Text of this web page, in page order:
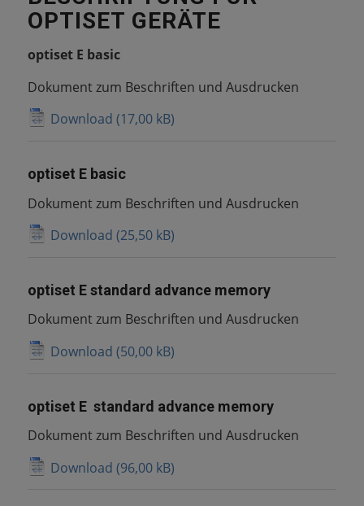
OPTISET GERÄTE
optiset E basic
Dokument zum Beschriften und Ausdrucken
Download
optiset E basic
Dokument zum Beschriften und Ausdrucken
Download
optiset E standard advance memory
Dokument zum Beschriften und Ausdrucken
Download
optiset E standard advance memory
Dokument zum Beschriften und Ausdrucken
Download